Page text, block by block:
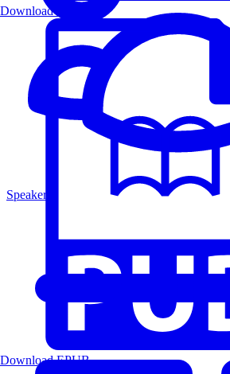
Speakers
Download PDF
Download EPUB